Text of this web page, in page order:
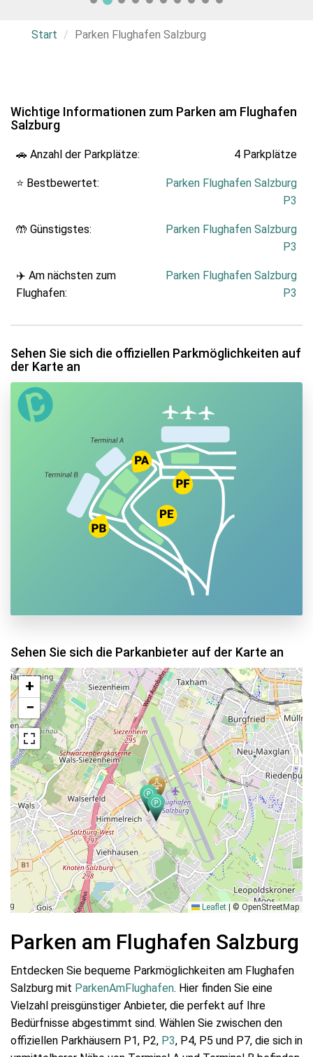
Start Parken Flughafen Salzburg
Wichtige Informationen zum Parken am Flughafen
Salzburg
🚗 Anzahl der Parkplätze: 4 Parkplätze
⭐ Bestbewertet:
Parken Flughafen Salzburg
P3
🤲 Günstigstes:
Parken Flughafen Salzburg
P3
✈️ Am nächsten zum
Flughafen:
Parken Flughafen Salzburg
P3
Sehen Sie sich die offiziellen Parkmöglichkeiten auf
der Karte an
Sehen Sie sich die Parkanbieter auf der Karte an
+
−
Leaflet | © OpenStreetMap
Parken am Flughafen Salzburg
Entdecken Sie bequeme Parkmöglichkeiten am Flughafen
Salzburg mit ParkenAmFlughafen. Hier finden Sie eine
Vielzahl preisgünstiger Anbieter, die perfekt auf Ihre
Bedürfnisse abgestimmt sind. Wählen Sie zwischen den
offiziellen Parkhäusern P1, P2, P3, P4, P5 und P7, die sich in